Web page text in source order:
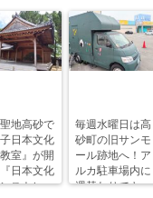
地高砂で
子日本文化
室』が開
日本文化
ストレー
毎週水曜日は高
砂町の旧サンモ
ール跡地へ！ア
ルカ駐車場内に
週替わりでキッ